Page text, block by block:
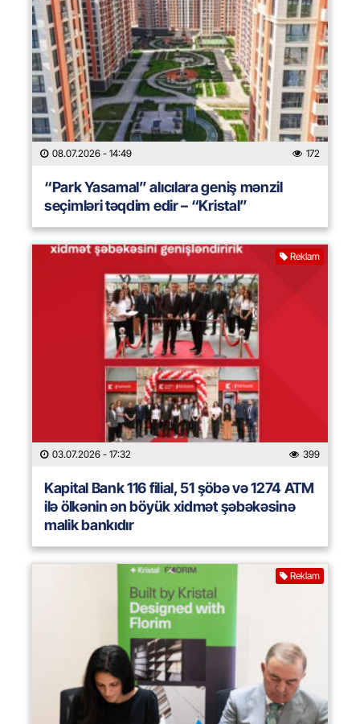
08.07.2026 - 14:49 172
“Park Yasamal” alıcılara geniş mənzil
seçimləri təqdim edir – “Kristal”
Reklam
03.07.2026 - 17:32 399
Kapital Bank 116 filial, 51 şöbə və 1274 ATM
ilə ölkənin ən böyük xidmət şəbəkəsinə
malik bankıdır
Reklam